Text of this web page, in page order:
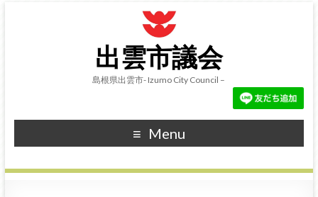
出雲市議会
島根県出雲市- Izumo City Council –
Menu